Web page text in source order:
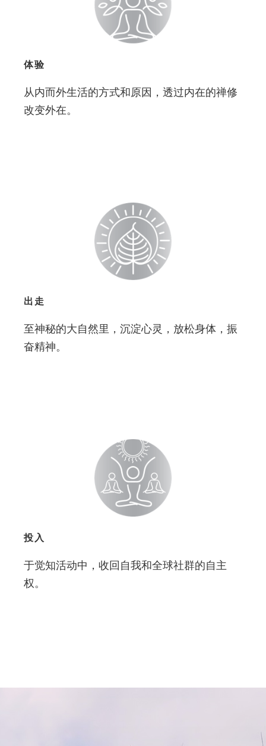
体验
从内而外生活的方式和原因，透过内在的禅修
改变外在。
出走
至神秘的大自然里，沉淀心灵，放松身体，振
奋精神。
投入
于觉知活动中，收回自我和全球社群的自主
权。